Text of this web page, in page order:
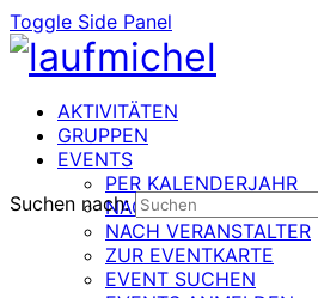
Toggle Side Panel
AKTIVITÄTEN
GRUPPEN
EVENTS
PER KALENDERJAHR
NACH DATUM
NACH VERANSTALTER
ZUR EVENTKARTE
EVENT SUCHEN
Suchen nach: